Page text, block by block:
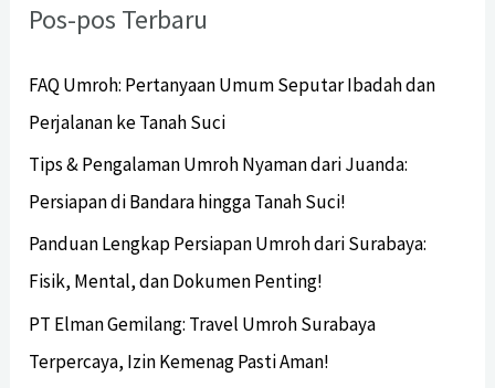
Pos-pos Terbaru
FAQ Umroh: Pertanyaan Umum Seputar Ibadah dan
Perjalanan ke Tanah Suci
Tips & Pengalaman Umroh Nyaman dari Juanda:
Persiapan di Bandara hingga Tanah Suci!
Panduan Lengkap Persiapan Umroh dari Surabaya:
Fisik, Mental, dan Dokumen Penting!
PT Elman Gemilang: Travel Umroh Surabaya
Terpercaya, Izin Kemenag Pasti Aman!